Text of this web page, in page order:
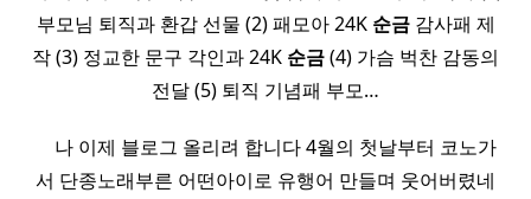
부모님 퇴직과 환갑 선물 (2) 패모아 24K 순금감사패 제
작 (3) 정교한 문구 각인과 24K 순금(4) 가슴 벅찬 감동의
전달 (5) 퇴직 기념패 부모…
​ ​ ​ ​ 나 이제 블로그 올리려 합니다 4월의 첫날부터 코노가
서 단종노래부른 어떤아이로 유행어 만들며 웃어버렸네